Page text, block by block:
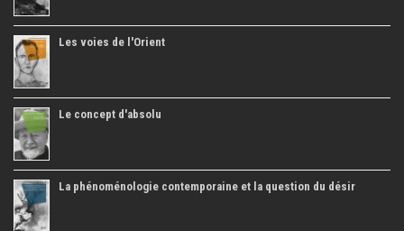
Les voies de l'Orient
Le concept d'absolu
La phénoménologie contemporaine et la question du désir